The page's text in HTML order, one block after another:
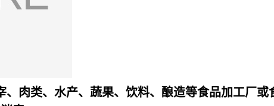
肉类、水产、蔬果、饮料、酿造等食品加工厂